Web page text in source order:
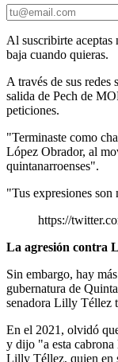
Al suscribirte aceptas
baja cuando quieras.
A través de sus
salida de Pech de
peticiones.
"Terminaste como
López Obrador, al
quintanarroenses".
"Tus expresiones son
https://
La agresión contra
Sin embargo, hay
gubernatura de
senadora Lilly Téllez
En el 2021, olvidó
y dijo "a esta
Lilly Téllez, quien en